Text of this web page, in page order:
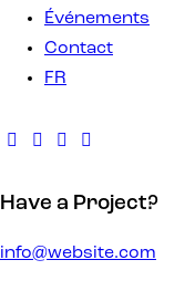
Événements
Contact
FR
Have a Project?
info@website.com